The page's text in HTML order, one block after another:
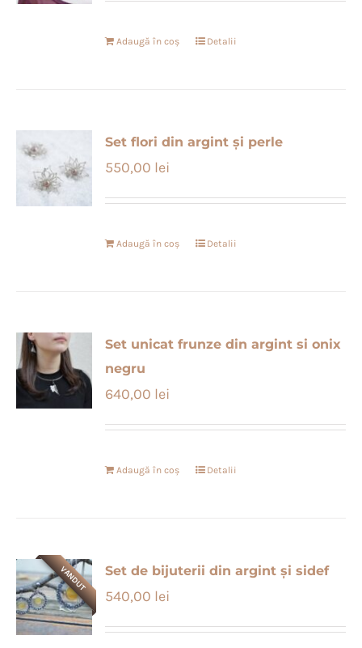
Adaugă în coș Detalii
Set flori din argint și perle
550,00 lei
Adaugă în coș Detalii
Set unicat frunze din argint si onix
negru
640,00 lei
Adaugă în coș Detalii
VANDUT Set de bijuterii din argint și sidef
540,00 lei